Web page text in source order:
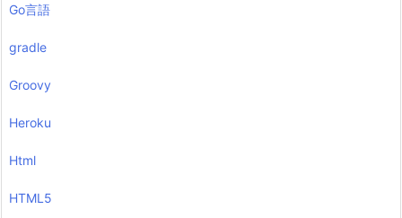
Go言語
gradle
Groovy
Heroku
Html
HTML5